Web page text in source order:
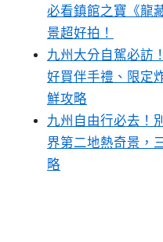
必看鎮館之寶《龍
景超好拍！
九州大分自駕必訪
好買伴手禮、限定
鮮攻略
九州自由行必去！
界第二地熱奇景，
略